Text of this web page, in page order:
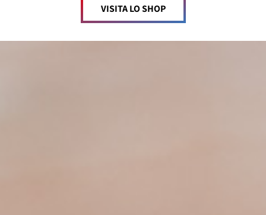
VISITA LO SHOP